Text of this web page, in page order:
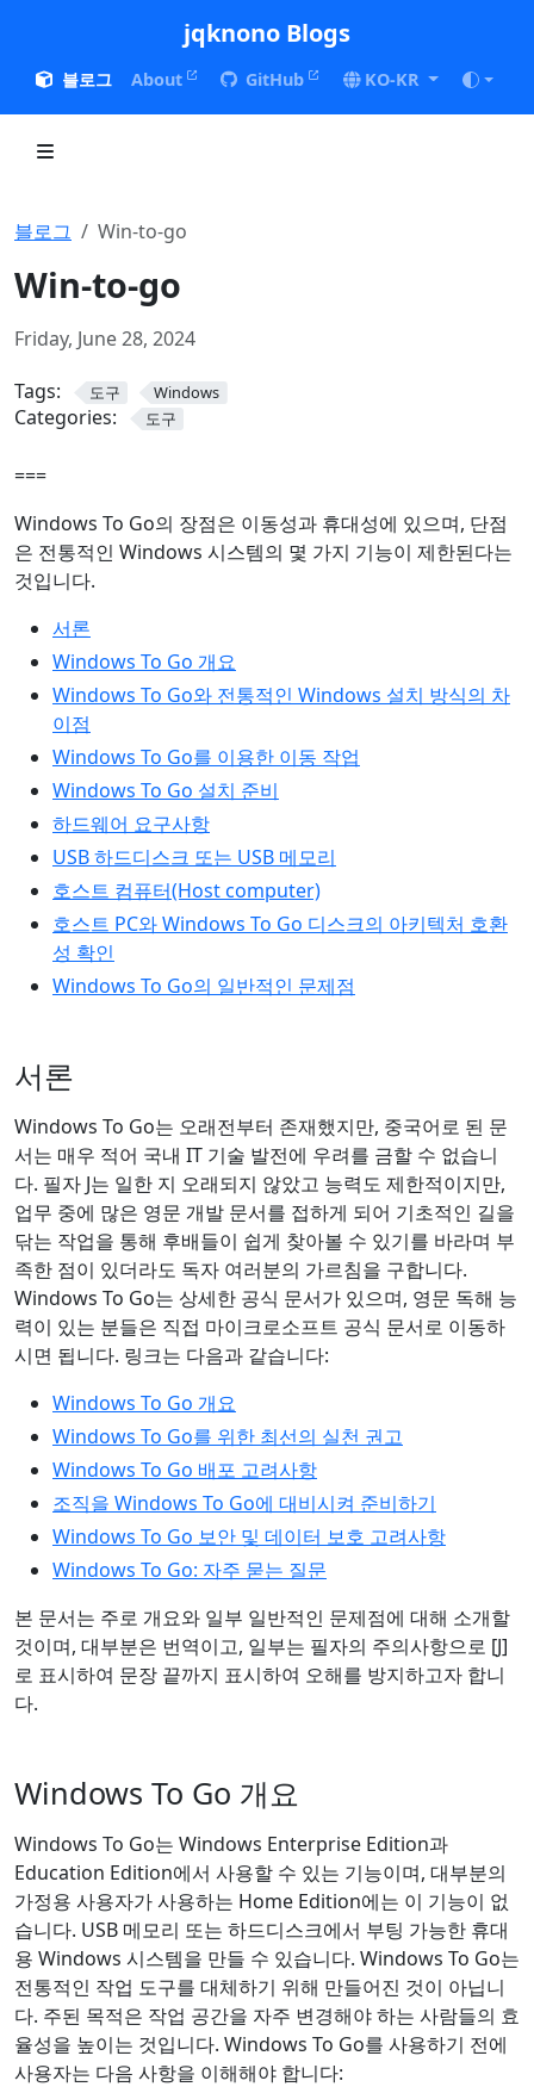
jqknono Blogs
블로그 About GitHub KO-KR
블로그 Win-to-go
Win-to-go
Friday, June 28, 2024
Tags:
도구 Windows
Categories: 도구
===
Windows To Go의 장점은 이동성과 휴대성에 있으며, 단점
은 전통적인 Windows 시스템의 몇 가지 기능이 제한된다는
것입니다.
서론
Windows To Go 개요
Windows To Go와 전통적인 Windows 설치 방식의 차
이점
Windows To Go를 이용한 이동 작업
Windows To Go 설치 준비
하드웨어 요구사항
USB 하드디스크 또는 USB 메모리
호스트 컴퓨터(Host computer)
호스트 PC와 Windows To Go 디스크의 아키텍처 호환
성 확인
Windows To Go의 일반적인 문제점
서론
Windows To Go는 오래전부터 존재했지만, 중국어로 된 문
서는 매우 적어 국내 IT 기술 발전에 우려를 금할 수 없습니
다. 필자 J는 일한 지 오래되지 않았고 능력도 제한적이지만,
업무 중에 많은 영문 개발 문서를 접하게 되어 기초적인 길을
닦는 작업을 통해 후배들이 쉽게 찾아볼 수 있기를 바라며 부
족한 점이 있더라도 독자 여러분의 가르침을 구합니다.
Windows To Go는 상세한 공식 문서가 있으며, 영문 독해 능
력이 있는 분들은 직접 마이크로소프트 공식 문서로 이동하
시면 됩니다. 링크는 다음과 같습니다:
Windows To Go 개요
Windows To Go를 위한 최선의 실천 권고
Windows To Go 배포 고려사항
조직을 Windows To Go에 대비시켜 준비하기
Windows To Go 보안 및 데이터 보호 고려사항
Windows To Go: 자주 묻는 질문
본 문서는 주로 개요와 일부 일반적인 문제점에 대해 소개할
것이며, 대부분은 번역이고, 일부는 필자의 주의사항으로 [J]
로 표시하여 문장 끝까지 표시하여 오해를 방지하고자 합니
다.
Windows To Go 개요
Windows To Go는 Windows Enterprise Edition과
Education Edition에서 사용할 수 있는 기능이며, 대부분의
가정용 사용자가 사용하는 Home Edition에는 이 기능이 없
습니다. USB 메모리 또는 하드디스크에서 부팅 가능한 휴대
용 Windows 시스템을 만들 수 있습니다. Windows To Go는
전통적인 작업 도구를 대체하기 위해 만들어진 것이 아닙니
다. 주된 목적은 작업 공간을 자주 변경해야 하는 사람들의 효
율성을 높이는 것입니다. Windows To Go를 사용하기 전에
사용자는 다음 사항을 이해해야 합니다: